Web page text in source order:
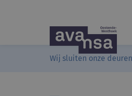
Wij sluiten onze